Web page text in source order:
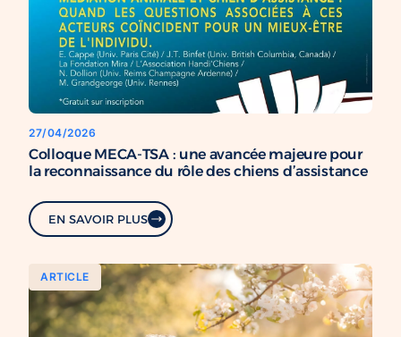
27/04/2026
Colloque MECA-TSA : une avancée majeure pour
la reconnaissance du rôle des chiens d’assistance
EN SAVOIR PLUS
ARTICLE